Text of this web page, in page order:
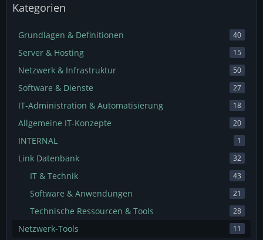
Kategorien
Grundlagen & Definitionen 40
Server & Hosting 15
Netzwerk & Infrastruktur 50
Software & Dienste 27
IT-Administration & Automatisierung 18
Allgemeine IT-Konzepte 20
INTERNAL 1
Link Datenbank 32
IT & Technik 43
Software & Anwendungen 21
Technische Ressourcen & Tools 28
Netzwerk-Tools 11